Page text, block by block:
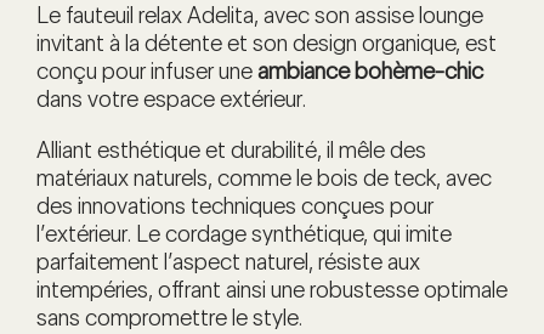
Le fauteuil relax Adelita, avec son assise lounge
invitant à la détente et son design organique, est
conçu pour infuser uneambiance bohème-chic
dans votre espace extérieur.
Alliant esthétique et durabilité, il mêle des
matériaux naturels, comme le bois de teck, avec
des innovations techniques conçues pour
l’extérieur. Le cordage synthétique, qui imite
parfaitement l’aspect naturel, résiste aux
intempéries, offrant ainsi une robustesse optimale
sans compromettre le style.